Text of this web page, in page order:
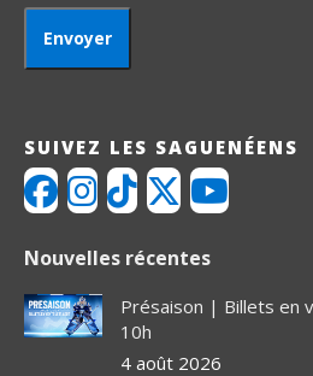
SUIVEZ LES SAGUENÉENS
Nouvelles récentes
Présaison | Billets en
10h
4 août 2026